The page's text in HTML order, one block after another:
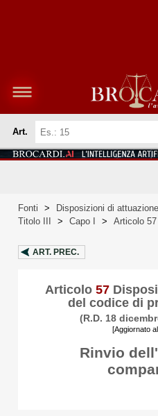
Art.
Fonti > Disposizioni di
Titolo III
> Capo I > Articolo 57
ART. PREC.
Articolo 57
del codice di
(R.D. 18
[Aggiornato
Rinvio